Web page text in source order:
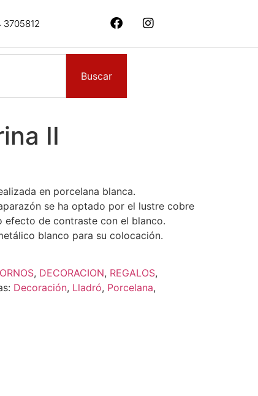
3705812
Buscar
II
en porcelana blanca.
se ha optado por el lustre cobre
efecto de contraste con el blanco.
blanco para su colocación.
, DECORACION, REGALOS,
Decoración, Lladró, Porcelana,